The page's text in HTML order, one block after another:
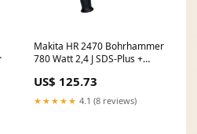
Makita HR 2470 Bohrhammer
780 Watt 2,4 J SDS-Plus +
US$ 125.73
★★★★★ 4.1 (8 reviews)